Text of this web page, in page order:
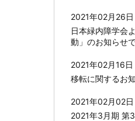
2021年02月26日
日本緑内障学会
動」のお知らせで
2021年02月16日
移転に関するお
2021年02月02日
2021年3月期 第